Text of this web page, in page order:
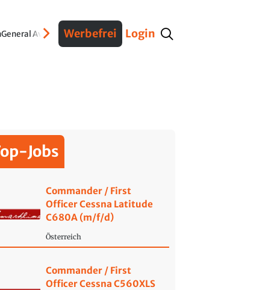
General AviationVerteidigungInterviews Fracht
Werbefrei Login
Jobs
Commander / First
Officer Cessna Latitude
C680A (m/f/d)
Österreich
Commander / First
Officer Cessna C560XLS